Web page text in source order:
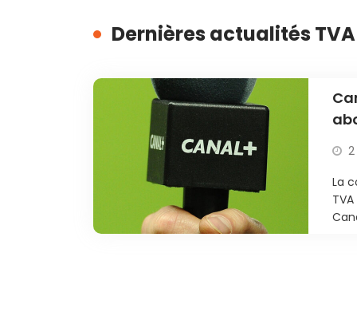
Dernières actualités TVA
La